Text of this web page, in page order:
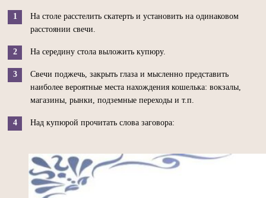
На столе расстелить скатерть и установить на одинаковом
расстоянии свечи.
На середину стола выложить купюру.
Свечи поджечь, закрыть глаза и мысленно представить
наиболее вероятные места нахождения кошелька: вокзалы,
магазины, рынки, подземные переходы и т.п.
Над купюрой прочитать слова заговора: